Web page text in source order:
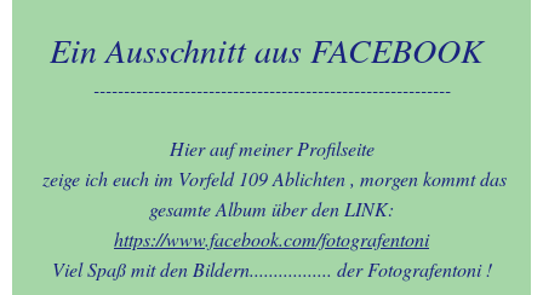
Ein Ausschnitt aus FACEBOOK
-----------------------------------------------------------
Hier auf meiner Profilseite
zeige ich euch im Vorfeld 109 Ablichten , morgen kommt das
gesamte Album über den LINK:
https://www.facebook.com/fotografentoni
Viel Spaß mit den Bildern................. der Fotografentoni !